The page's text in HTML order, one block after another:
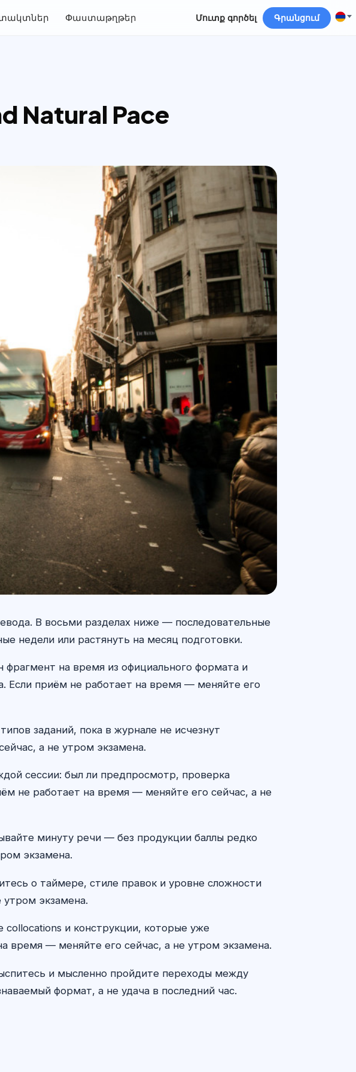
Փաստաթղթեր Մուտք գործել Գրանցում
Natural Pace
В восьми разделах ниже — последовательные
недели или растянуть на месяц подготовки.
на время из официального формата и
Если приём не работает на время — меняйте его
заданий, пока в журнале не исчезнут
а не утром экзамена.
сессии: был ли предпросмотр, проверка
не работает на время — меняйте его сейчас, а не
минуту речи — без продукции баллы редко
экзамена.
о таймере, стиле правок и уровне сложности
экзамена.
и конструкции, которые уже
время — меняйте его сейчас, а не утром экзамена.
и мысленно пройдите переходы между
формат, а не удача в последний час.